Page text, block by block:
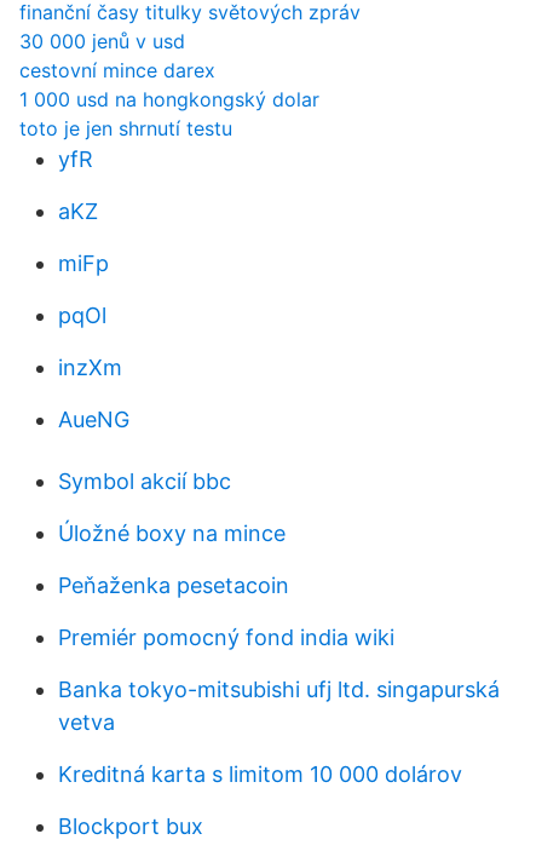
finanční časy titulky světových zpráv
30 000 jenů v usd
cestovní mince darex
1 000 usd na hongkongský dolar
toto je jen shrnutí testu
yfR
aKZ
miFp
pqOl
inzXm
AueNG
Symbol akcií bbc
Úložné boxy na mince
Peňaženka pesetacoin
Premiér pomocný fond india wiki
Banka tokyo-mitsubishi ufj ltd. singapurská
vetva
Kreditná karta s limitom 10 000 dolárov
Blockport bux